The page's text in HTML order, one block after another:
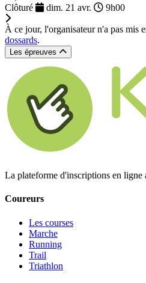
Clôturé
dim. 21 avr. 9h00
À ce jour, l'organisateur n'a pas mis
dossards.
Les épreuves
La plateforme d'inscriptions en ligne
Coureurs
Les courses
Marche
Running
Trail
Triathlon